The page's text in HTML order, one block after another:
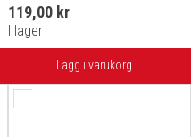
119,00 kr
I lager
Lägg i varukorg